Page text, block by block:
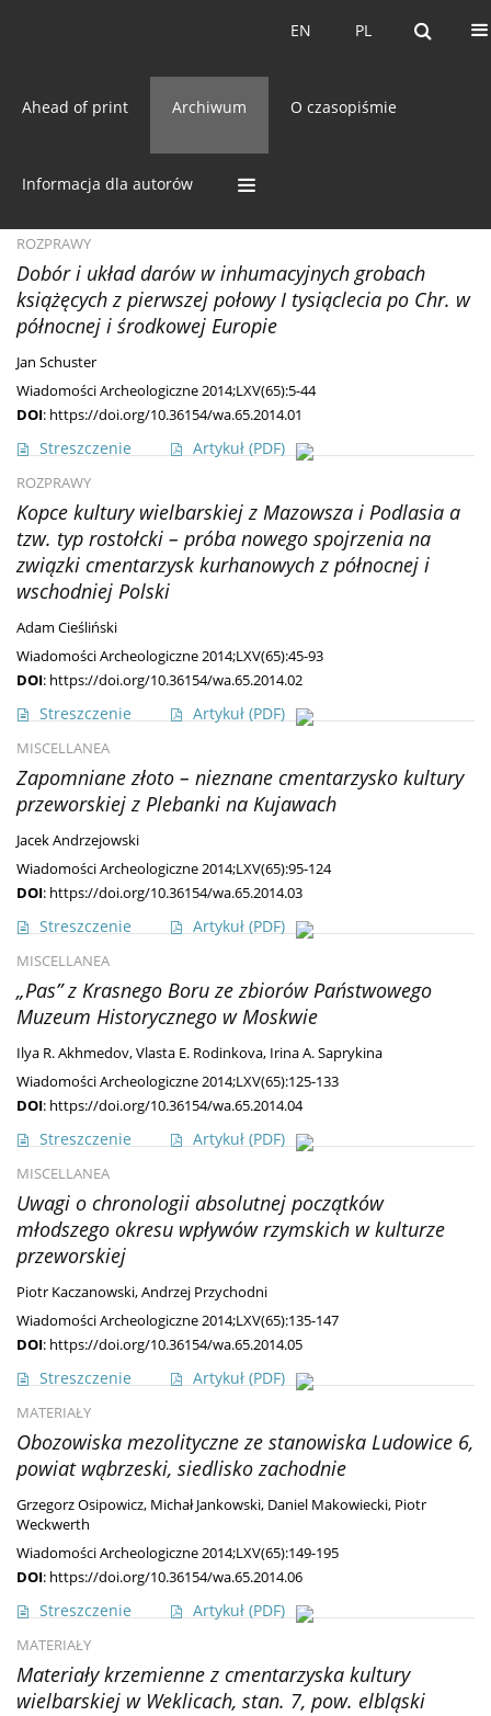
PL
EN PL
EN
Ahead of print Archiwum O czasopiśmie
Informacja dla autorów
Archiwum
65/2014 vol. LXV
ROZPRAWY
Dobór i układ darów w inhumacyjnych grobach
książęcych z pierwszej połowy I tysiąclecia po Chr. w
północnej i środkowej Europie
Jan Schuster
Wiadomości Archeologiczne 2014;LXV(65):5-44
DOI: https://doi.org/10.36154/wa.65.2014.01
Streszczenie Artykuł (PDF)
ROZPRAWY
Kopce kultury wielbarskiej z Mazowsza i Podlasia a
tzw. typ rostołcki – próba nowego spojrzenia na
związki cmentarzysk kurhanowych z północnej i
wschodniej Polski
Adam Cieśliński
Wiadomości Archeologiczne 2014;LXV(65):45-93
DOI: https://doi.org/10.36154/wa.65.2014.02
Streszczenie Artykuł (PDF)
MISCELLANEA
Zapomniane złoto – nieznane cmentarzysko kultury
przeworskiej z Plebanki na Kujawach
Jacek Andrzejowski
Wiadomości Archeologiczne 2014;LXV(65):95-124
DOI: https://doi.org/10.36154/wa.65.2014.03
Streszczenie Artykuł (PDF)
MISCELLANEA
„Pas” z Krasnego Boru ze zbiorów Państwowego
Muzeum Historycznego w Moskwie
Ilya R. Akhmedov,Vlasta E. Rodinkova, Irina A. Saprykina
Wiadomości Archeologiczne 2014;LXV(65):125-133
DOI: https://doi.org/10.36154/wa.65.2014.04
Streszczenie Artykuł (PDF)
MISCELLANEA
Uwagi o chronologii absolutnej początków
młodszego okresu wpływów rzymskich w kulturze
przeworskiej
Piotr Kaczanowski,Andrzej Przychodni
Wiadomości Archeologiczne 2014;LXV(65):135-147
DOI: https://doi.org/10.36154/wa.65.2014.05
Streszczenie Artykuł (PDF)
MATERIAŁY
Obozowiska mezolityczne ze stanowiska Ludowice 6,
powiat wąbrzeski, siedlisko zachodnie
Grzegorz Osipowicz, Michał Jankowski, Daniel Makowiecki, Piotr
Weckwerth
Wiadomości Archeologiczne 2014;LXV(65):149-195
DOI: https://doi.org/10.36154/wa.65.2014.06
Streszczenie Artykuł (PDF)
MATERIAŁY
Materiały krzemienne z cmentarzyska kultury
wielbarskiej w Weklicach, stan. 7, pow. elbląski